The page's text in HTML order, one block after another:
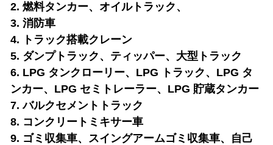
2. 燃料タンカー、オイルトラック、
3. 消防車
4. トラック搭載クレーン
5. ダンプトラック、ティッパー、大型トラック
6. LPG タンクローリー、LPG トラック、LPG タ
ンカー、LPG セミトレーラー、LPG 貯蔵タンカー
7. バルクセメントトラック
8. コンクリートミキサー車
9. ゴミ収集車、スイングアームゴミ収集車、自己